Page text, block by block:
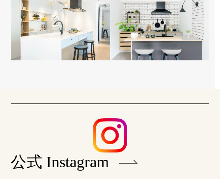
公式 Instagram